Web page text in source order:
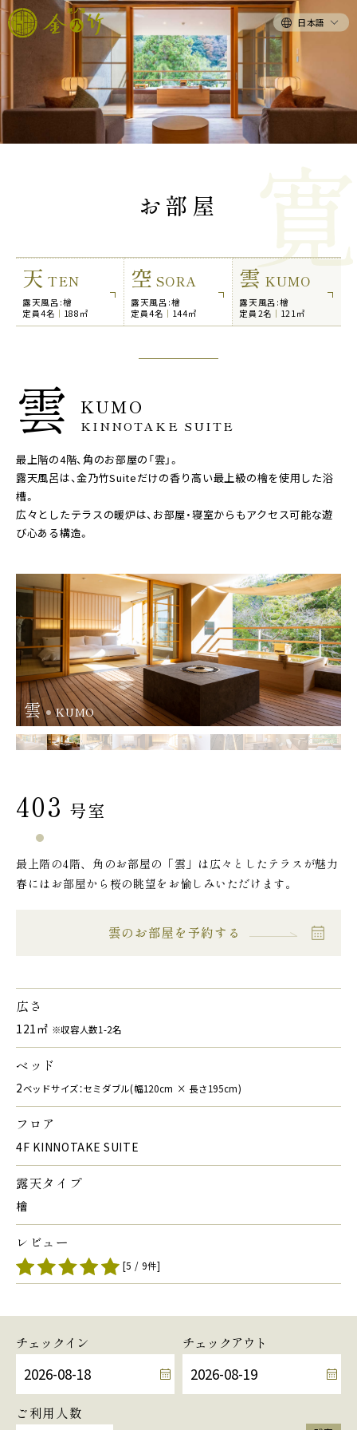
日本語
お部屋
天 TEN
露天風呂:檜
定員4名
188㎡
空 SORA
露天風呂:檜
定員4名
144㎡
雲 KUMO
露天風呂:檜
定員2名
121㎡
雲 KUMO
KINNOTAKE SUITE
最上階の4階、角のお部屋の「雲」。
露天風呂は、金乃竹Suiteだけの香り高い最上級の檜を使用した浴
槽。
広々としたテラスの暖炉は、お部屋・寝室からもアクセス可能な遊
び心ある構造。
雲 KUMO
403 号室
最上階の4階、角のお部屋の「雲」は広々としたテラスが魅力
春にはお部屋から桜の眺望をお愉しみいただけます。
雲のお部屋を予約する
広さ
121㎡ ※収容人数1-2名
ベッド
2ベッドサイズ：セミダブル(幅120cm × 長さ195cm)
フロア
4F KINNOTAKE SUITE
露天タイプ
檜
レビュー
[5 / 9件]
チェックイン チェックアウト
ご利用人数